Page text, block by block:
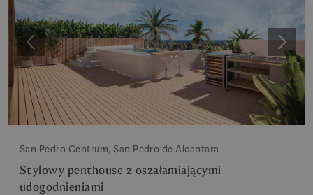
Poprzedni
San Pedro Centrum, San Pedro de Alcantara
Stylowy penthouse z oszałamiającymi
udogodnieniami